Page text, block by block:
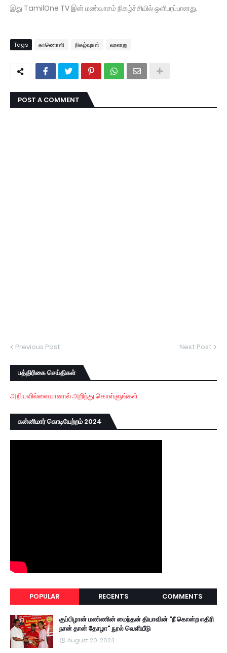
இது TamilOne TV இன் மண்வாசம் நிகழ்ச்சியில் ஒளிபரப்பானது.
Tags காணொளி நிகழ்வுகள் வரலாறு
POST A COMMENT
Previous Post Next Post
பத்திரிகை செய்திகள்
அறியவில்லையானால் அறிந்து கொள்ளுங்கள்
கன்னிமார் கொடியேற்றம் 2024
POPULAR RECENTS COMMENTS
குப்பிழான் மண்ணின் மைந்தன் தியாவின் "நீ கொன்ற எதிரி
நான் தான் தோழா" நூல் வெளியீடு
August 20, 2023